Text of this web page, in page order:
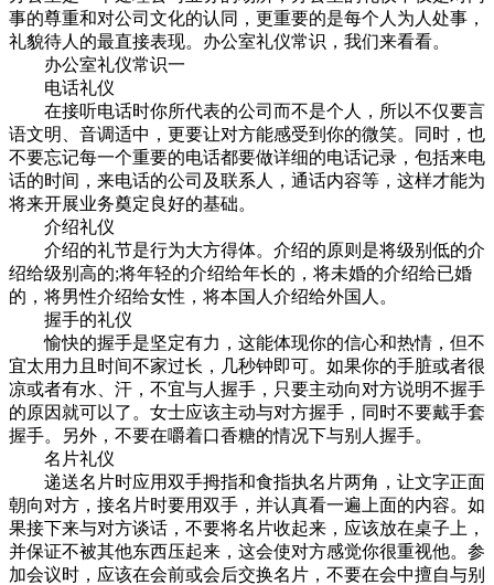
事的尊重和对公司文化的认同，更重要的是每个人为人处事，
礼貌待人的最直接表现。办公室礼仪常识，我们来看看。
办公室礼仪常识一
电话礼仪
在接听电话时你所代表的公司而不是个人，所以不仅要言
语文明、音调适中，更要让对方能感受到你的微笑。同时，也
不要忘记每一个重要的电话都要做详细的电话记录，包括来电
话的时间，来电话的公司及联系人，通话内容等，这样才能为
将来开展业务奠定良好的基础。
介绍礼仪
介绍的礼节是行为大方得体。介绍的原则是将级别低的介
绍给级别高的;将年轻的介绍给年长的，将未婚的介绍给已婚
的，将男性介绍给女性，将本国人介绍给外国人。
握手的礼仪
愉快的握手是坚定有力，这能体现你的信心和热情，但不
宜太用力且时间不家过长，几秒钟即可。如果你的手脏或者很
凉或者有水、汗，不宜与人握手，只要主动向对方说明不握手
的原因就可以了。女士应该主动与对方握手，同时不要戴手套
握手。另外，不要在嚼着口香糖的情况下与别人握手。
名片礼仪
递送名片时应用双手拇指和食指执名片两角，让文字正面
朝向对方，接名片时要用双手，并认真看一遍上面的内容。如
果接下来与对方谈话，不要将名片收起来，应该放在桌子上，
并保证不被其他东西压起来，这会使对方感觉你很重视他。参
加会议时，应该在会前或会后交换名片，不要在会中擅自与别